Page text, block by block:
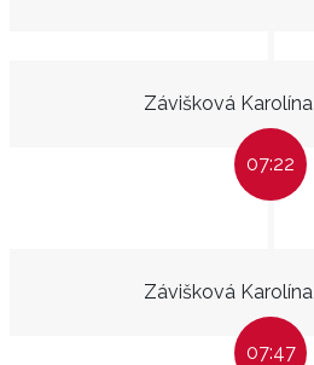
Závišková Karolína
07:22
Závišková Karolína
07:47